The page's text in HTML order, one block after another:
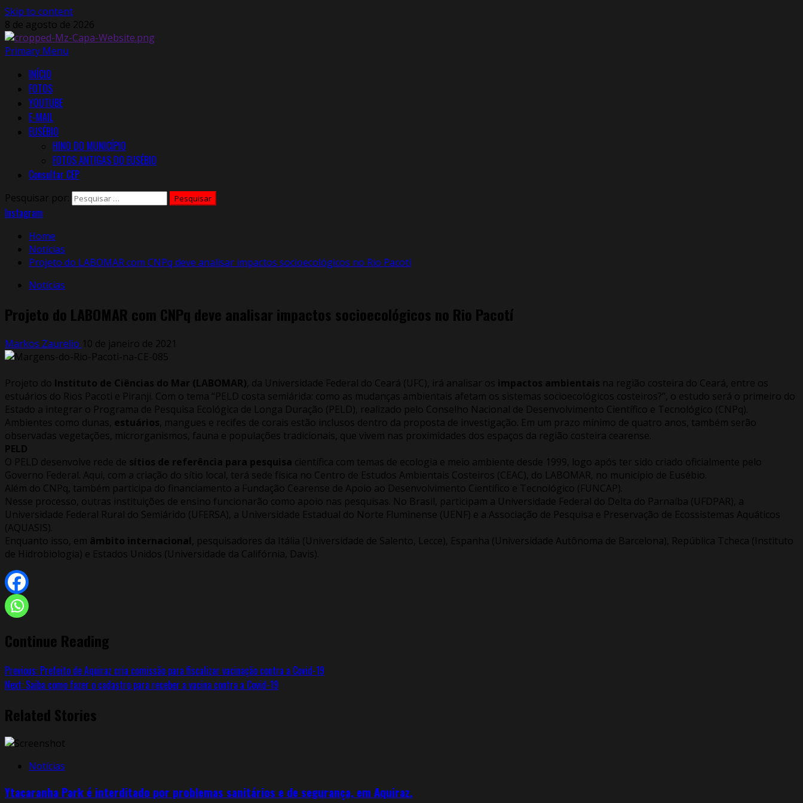
Skip to content
8 de agosto de 2026
Primary Menu
INÍCIO
FOTOS
YOUTUBE
E-MAIL
EUSÉBIO
HINO DO MUNICÍPIO
FOTOS ANTIGAS DO EUSÉBIO
Consultar CEP
Pesquisar por:
Instagram
Home
Notícias
Projeto do LABOMAR com CNPq deve analisar impactos socioecológicos no Rio Pacotí
Notícias
Projeto do LABOMAR com CNPq deve analisar impactos socioecológicos no Rio Pacotí
Markos Zaurelio 10 de janeiro de 2021
Projeto do Instituto de Ciências do Mar (LABOMAR) , da Universidade Federal do Ceará (UFC), irá analisar os impactos ambientais na região costeira do Ceará, entre os
estuários do Rios Pacoti e Piranji. Com o tema “PELD costa semiárida: como as mudanças ambientais afetam os sistemas socioecológicos costeiros?”, o estudo será o primeiro do
Estado a integrar o Programa de Pesquisa Ecológica de Longa Duração (PELD), realizado pelo Conselho Nacional de Desenvolvimento Científico e Tecnológico (CNPq).
Ambientes como dunas, estuários , mangues e recifes de corais estão inclusos dentro da proposta de investigação. Em um prazo mínimo de quatro anos, também serão
observadas vegetações, microrganismos, fauna e populações tradicionais, que vivem nas proximidades dos espaços da região costeira cearense.
PELD
O PELD desenvolve rede de sítios de referência para pesquisa científica com temas de ecologia e meio ambiente desde 1999, logo após ter sido criado oficialmente pelo
Governo Federal. Aqui, com a criação do sítio local, terá sede física no Centro de Estudos Ambientais Costeiros (CEAC), do LABOMAR, no município de Eusébio.
Além do CNPq, também participa do financiamento a Fundação Cearense de Apoio ao Desenvolvimento Científico e Tecnológico (FUNCAP).
Nesse processo, outras instituições de ensino funcionarão como apoio nas pesquisas. No Brasil, participam a Universidade Federal do Delta do Parnaíba (UFDPAR), a
Universidade Federal Rural do Semiárido (UFERSA), a Universidade Estadual do Norte Fluminense (UENF) e a Associação de Pesquisa e Preservação de Ecossistemas Aquáticos
(AQUASIS).
Enquanto isso, em âmbito internacional , pesquisadores da Itália (Universidade de Salento, Lecce), Espanha (Universidade Autônoma de Barcelona), República Tcheca (Instituto
de Hidrobiologia) e Estados Unidos (Universidade da Califórnia, Davis).
Continue Reading
Previous: Prefeito de Aquiraz cria comissão para fiscalizar vacinação contra a Covid-19
Next: Saiba como fazer o cadastro para receber a vacina contra a Covid-19
Related Stories
Notícias
Ytacaranha Park é interditado por problemas sanitários e de segurança, em Aquiraz.